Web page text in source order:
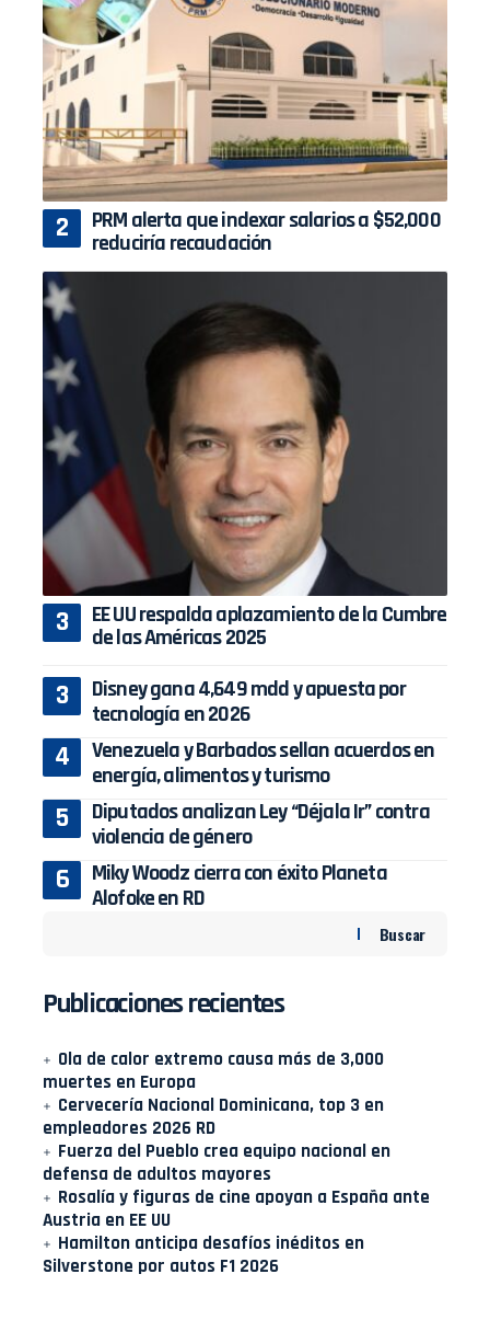
PRM alerta que indexar salarios a $52,000
reduciría recaudación
EE UU respalda aplazamiento de la Cumbre
de las Américas 2025
Disney gana 4,649 mdd y apuesta por
tecnología en 2026
Venezuela y Barbados sellan acuerdos en
energía, alimentos y turismo
Diputados analizan Ley “Déjala Ir” contra
violencia de género
Miky Woodz cierra con éxito Planeta
Alofoke en RD
Buscar
Publicaciones recientes
Ola de calor extremo causa más de 3,000
muertes en Europa
Cervecería Nacional Dominicana, top 3 en
empleadores 2026 RD
Fuerza del Pueblo crea equipo nacional en
defensa de adultos mayores
Rosalía y figuras de cine apoyan a España ante
Austria en EE UU
Hamilton anticipa desafíos inéditos en
Silverstone por autos F1 2026